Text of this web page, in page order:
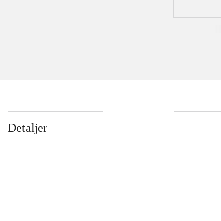
Detaljer